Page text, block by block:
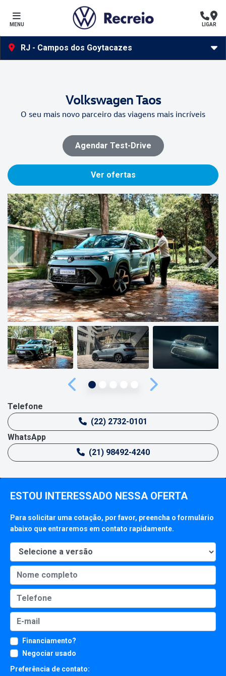
MENU LIGAR
RJ - Campos dos Goytacazes
VolkswagenTaos
O seu mais novo parceiro das viagens mais incríveis
Agendar Test-Drive
Ver ofertas
ESTOU INTERESSADO NESSA OFERTA
Para solicitar uma cotação, por favor, preencha o formulário
abaixo que entraremos em contato rapidamente.
Financiamento?
Negociar usado
Preferência de contato:
Anterior
Anterior Próximo
Telefone
(22) 2732-0101
WhatsApp
(21) 98492-4240